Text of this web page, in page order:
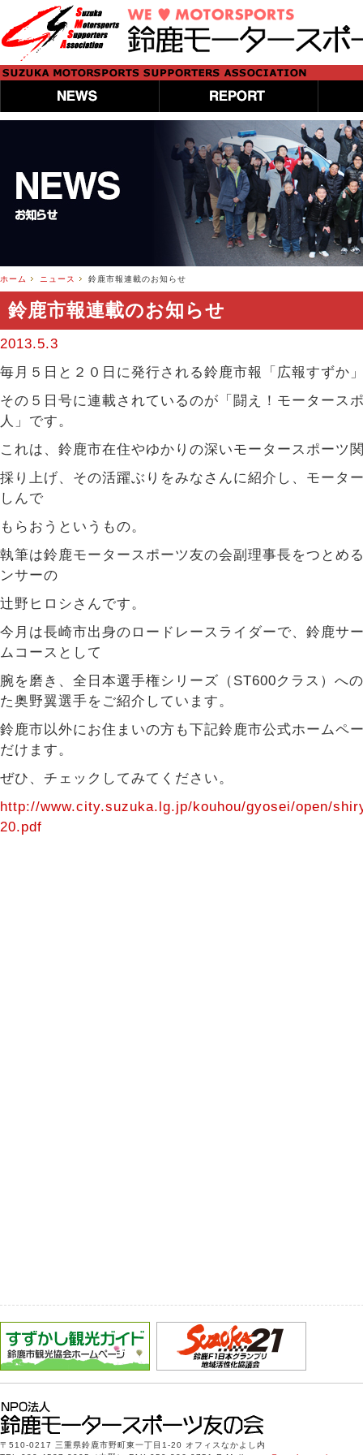
ホーム ニュース 鈴鹿市報連載のお知らせ
鈴鹿市報連載のお知らせ
2013.5.3
毎月５日と２０日に発行される鈴鹿市報「広報すずか
その５日号に連載されているのが「闘え！モータース
人」です。
これは、鈴鹿市在住やゆかりの深いモータースポーツ
採り上げ、その活躍ぶりをみなさんに紹介し、モータ
しんで
もらおうというもの。
執筆は鈴鹿モータースポーツ友の会副理事長をつとめ
ンサーの
辻野ヒロシさんです。
今月は長崎市出身のロードレースライダーで、鈴鹿サ
ムコースとして
腕を磨き、全日本選手権シリーズ（ST600クラス）へ
た奥野翼選手をご紹介しています。
鈴鹿市以外にお住まいの方も下記鈴鹿市公式ホームペ
だけます。
ぜひ、チェックしてみてください。
http://www.city.suzuka.lg.jp/kouhou/gyosei/open/
20.pdf
〒510-0217 三重県鈴鹿市野町東一丁目1-20 オフィスなかよし内